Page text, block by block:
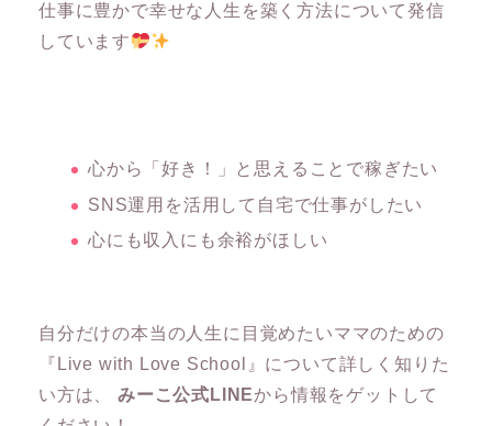
仕事に豊かで幸せな人生を築く方法について発信
しています
心から「好き！」と思えることで稼ぎたい
SNS運用を活用して自宅で仕事がしたい
心にも収入にも余裕がほしい
自分だけの本当の人生に目覚めたいママのための
『Live with Love School』について詳しく知りた
い方は、 みーこ公式LINEから情報をゲットして